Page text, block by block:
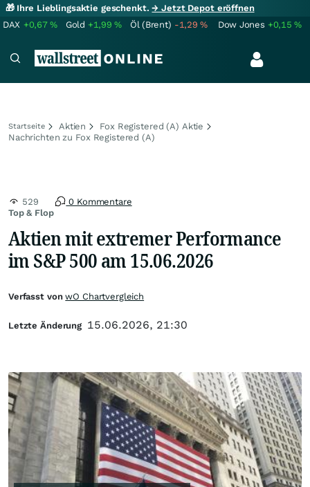
🎁 Ihre Lieblingsaktie geschenkt.→ Jetzt Depot eröffnen
DAX +0,67% Gold +1,99% Öl (Brent) -1,29% Dow Jones +0,15%
Startseite Aktien
Fox Registered (A) Aktie
Nachrichten zu Fox Registered (A)
Top & Flop
529 0 Kommentare
Aktien mit extremer Performance
im S&P 500 am 15.06.2026
Verfasst vonwO Chartvergleich
Letzte Änderung 15.06.2026, 21:30